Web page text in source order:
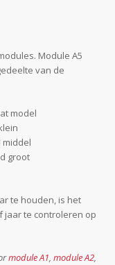
Module A5
van de
model
middel
groot
te houden, is het
jaar te controleren op
module A1,module A2,